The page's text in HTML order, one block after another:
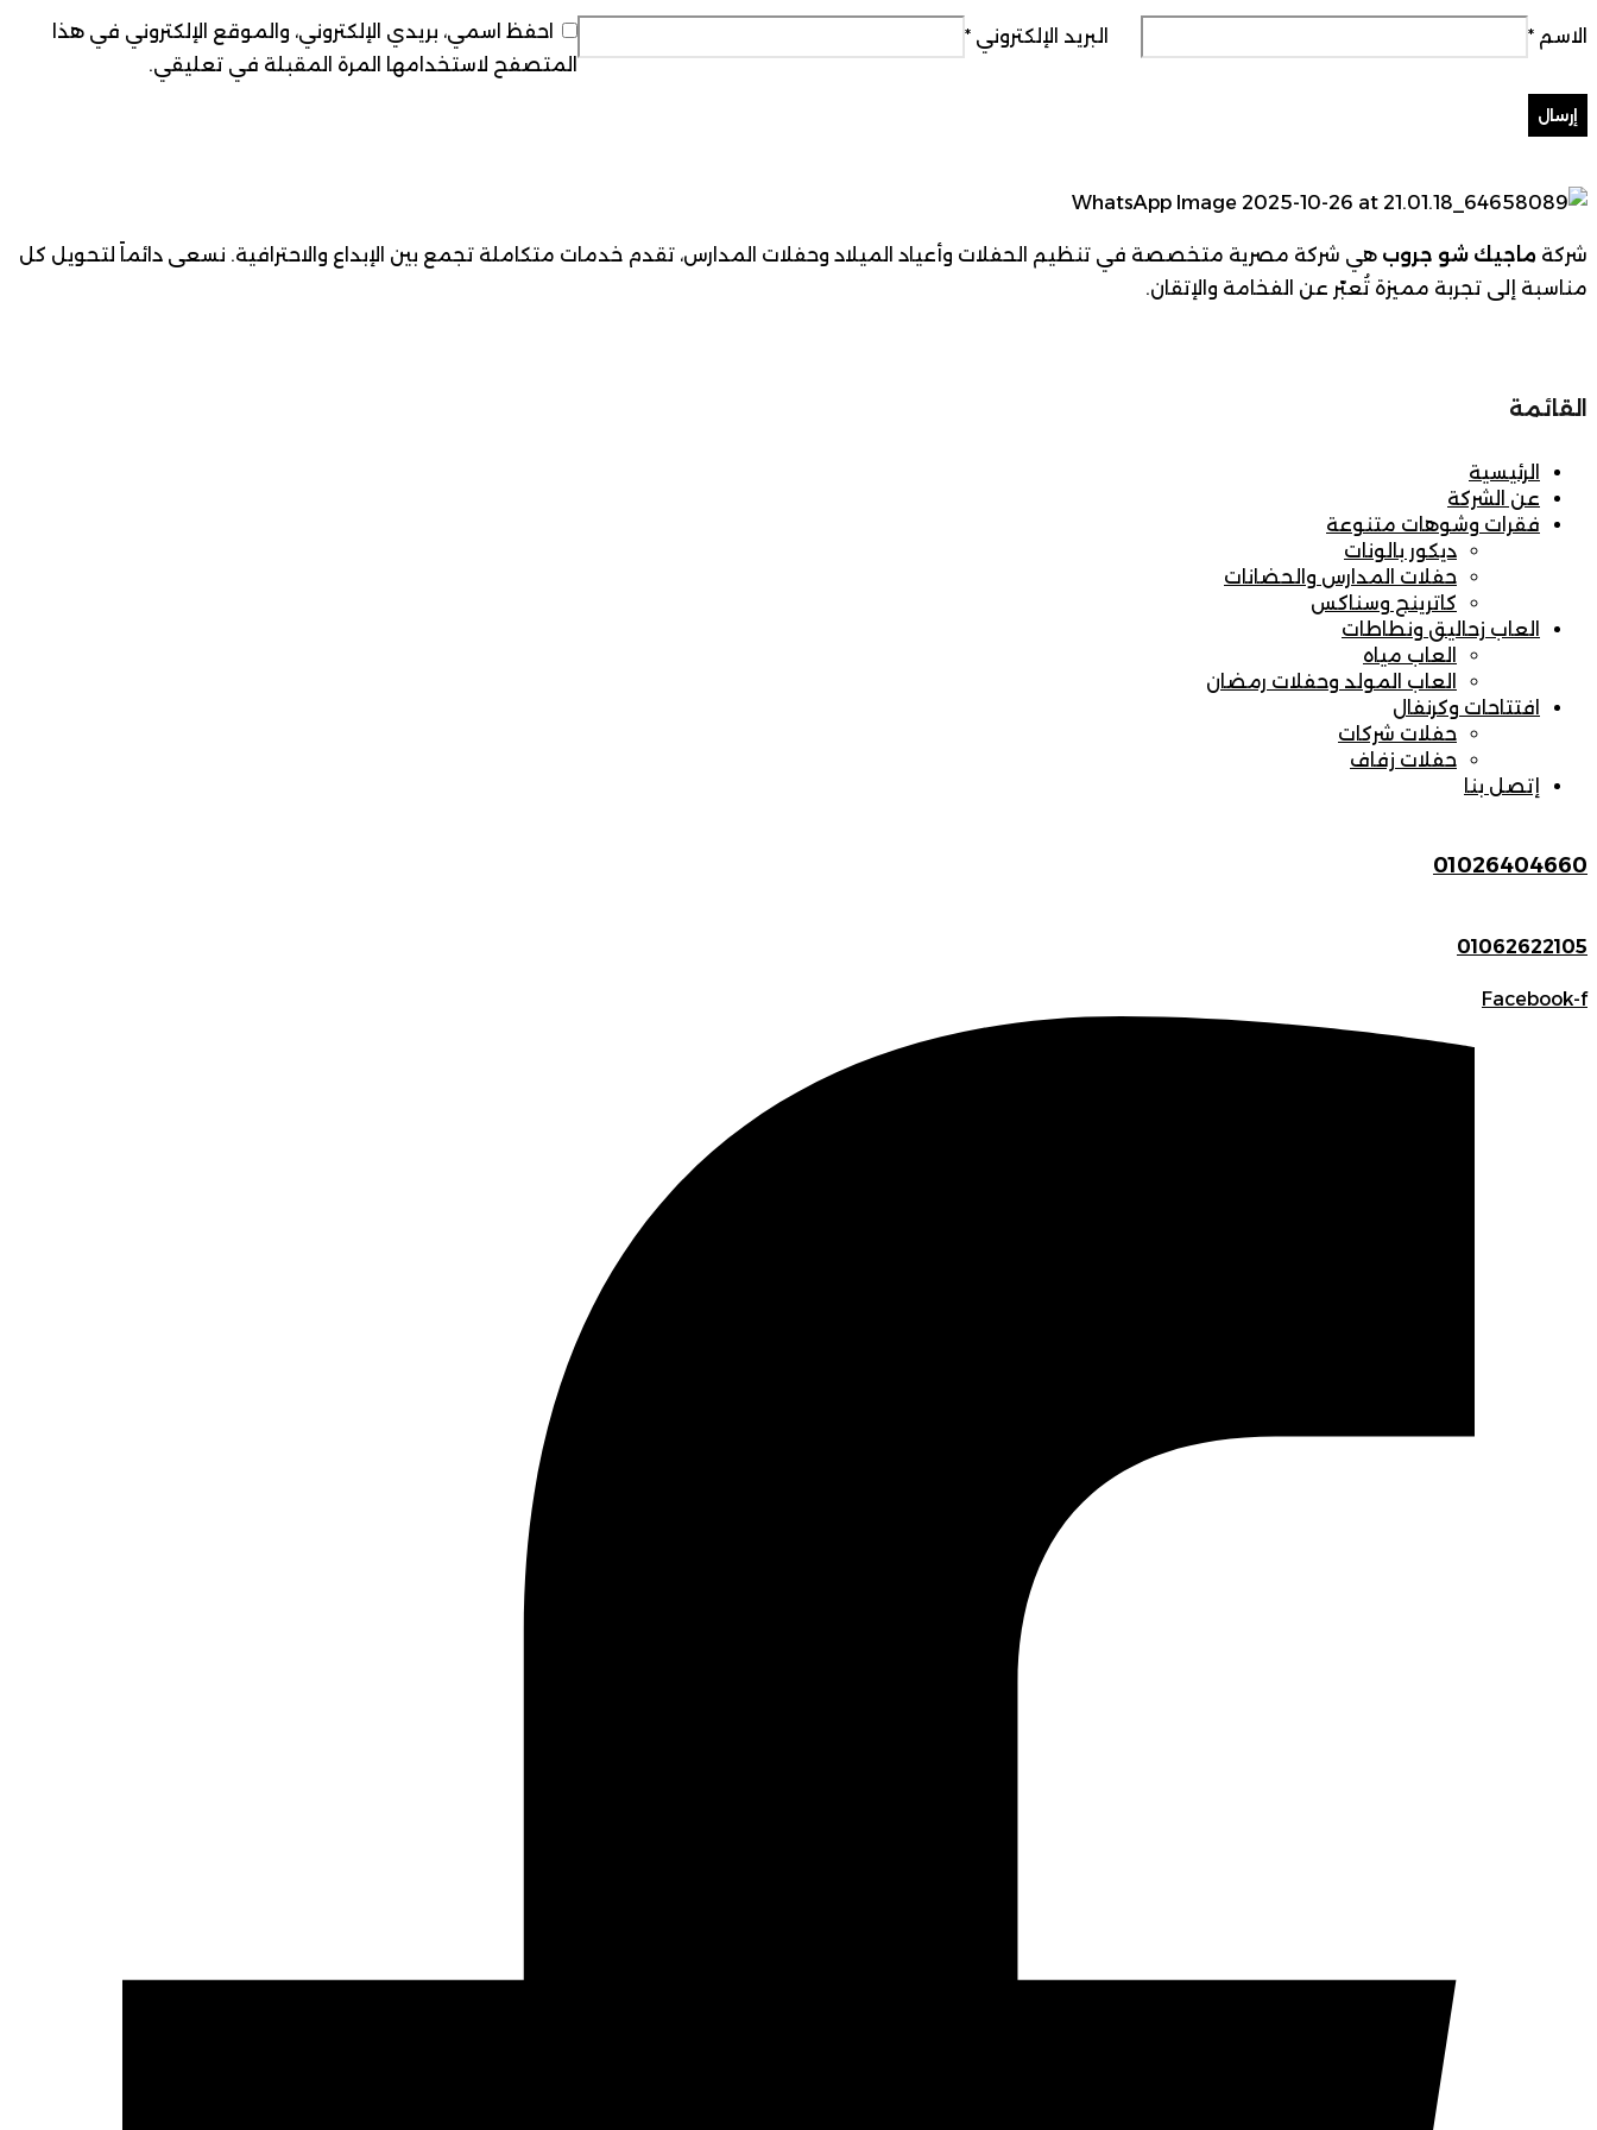
الاسم * البريد الإلكتروني *
احفظ اسمي، بريدي الإلكتروني، والموقع الإلكتروني في هذا
المتصفح لاستخدامها المرة المقبلة في تعليقي.
شركة ماجيك شو جروب هي شركة مصرية متخصصة في تنظيم الحفلات وأعياد الميلاد وحفلات المدارس، تقدم خدمات متكاملة تجمع بين الإبداع والاحترافية. نسعى دائماً لتحويل كل
مناسبة إلى تجربة مميزة تُعبّر عن الفخامة والإتقان.
القائمة
الرئيسية
عن الشركة
فقرات وشوهات متنوعة
ديكور بالونات
حفلات المدارس والحضانات
كاترينج وسناكس
العاب زحاليق ونطاطات
العاب مياه
العاب المولد وحفلات رمضان
افتتاحات وكرنفال
حفلات شركات
حفلات زفاف
إتصل بنا
01026404660
01062622105
Facebook-f